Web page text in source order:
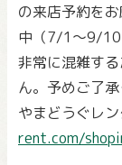
の来店予約を
中（7/1〜9/10
非常に混雑す
ん。予めご了承
やまどうぐレ
rent.com/